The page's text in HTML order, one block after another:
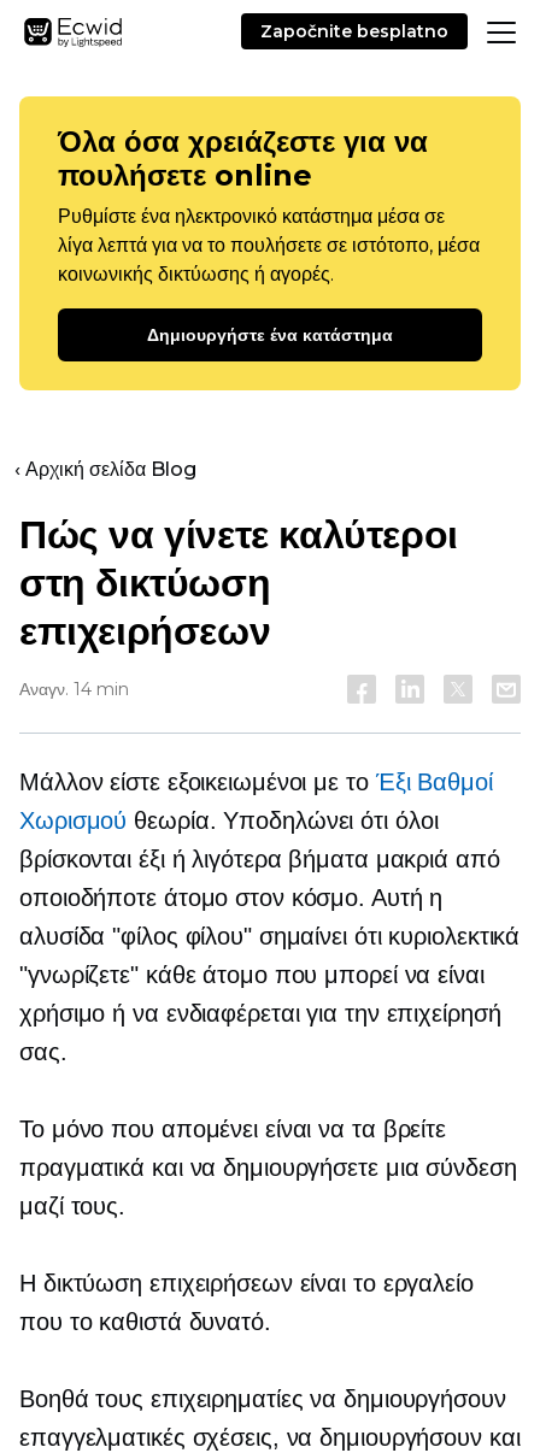
Započnite besplatno
Όλα όσα χρειάζεστε για να
πουλήσετε online
Ρυθμίστε ένα ηλεκτρονικό κατάστημα μέσα σε
λίγα λεπτά για να το πουλήσετε σε ιστότοπο, μέσα
κοινωνικής δικτύωσης ή αγορές.
Δημιουργήστε ένα κατάστημα
‹ Αρχική σελίδα Blog
Πώς να γίνετε καλύτεροι
στη δικτύωση
επιχειρήσεων
Αναγν. 14 min
Μάλλον είστε εξοικειωμένοι με το Έξι Βαθμοί
Χωρισμού θεωρία. Υποδηλώνει ότι όλοι
βρίσκονται έξι ή λιγότερα βήματα μακριά από
οποιοδήποτε άτομο στον κόσμο. Αυτή η
αλυσίδα "φίλος φίλου" σημαίνει ότι κυριολεκτικά
"γνωρίζετε" κάθε άτομο που μπορεί να είναι
χρήσιμο ή να ενδιαφέρεται για την επιχείρησή
σας.
Το μόνο που απομένει είναι να τα βρείτε
πραγματικά και να δημιουργήσετε μια σύνδεση
μαζί τους.
Η δικτύωση επιχειρήσεων είναι το εργαλείο
που το καθιστά δυνατό.
Βοηθά τους επιχειρηματίες να δημιουργήσουν
επαγγελματικές σχέσεις, να δημιουργήσουν και